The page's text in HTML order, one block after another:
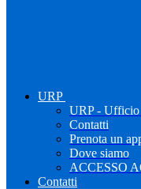
URP
URP - Ufficio
Contatti
Prenota un
Dove siamo
ACCESSO
Contatti